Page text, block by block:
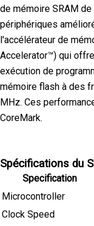
de mémoire SRAM
périphériques
l'accélérateur de
Accelerator™) qui
exécution de
mémoire flash à des
MHz. Ces
CoreMark.
Spécifications du
Specification
Microcontroller
Clock Speed